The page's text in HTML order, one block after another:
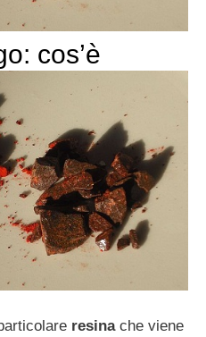
cos’è
resinache viene